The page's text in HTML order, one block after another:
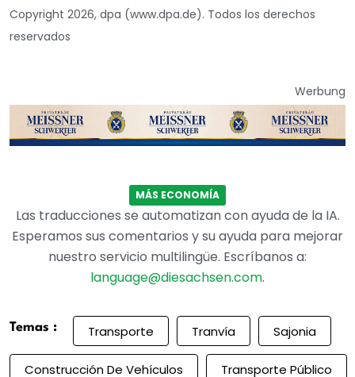
Copyright 2026, dpa (www.dpa.de). Todos los derechos
reservados
Werbung
MÁS ECONOMÍA
Las traducciones se automatizan con ayuda de la IA.
Esperamos sus comentarios y su ayuda para mejorar
nuestro servicio multilingüe. Escríbanos a:
language@diesachsen.com.
Temas : Transporte Tranvía Sajonia
Construcción De Vehículos Transporte Público